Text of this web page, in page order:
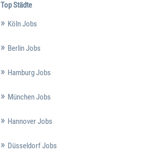
Top Städte
Köln Jobs
Berlin Jobs
Hamburg Jobs
München Jobs
Hannover Jobs
Düsseldorf Jobs